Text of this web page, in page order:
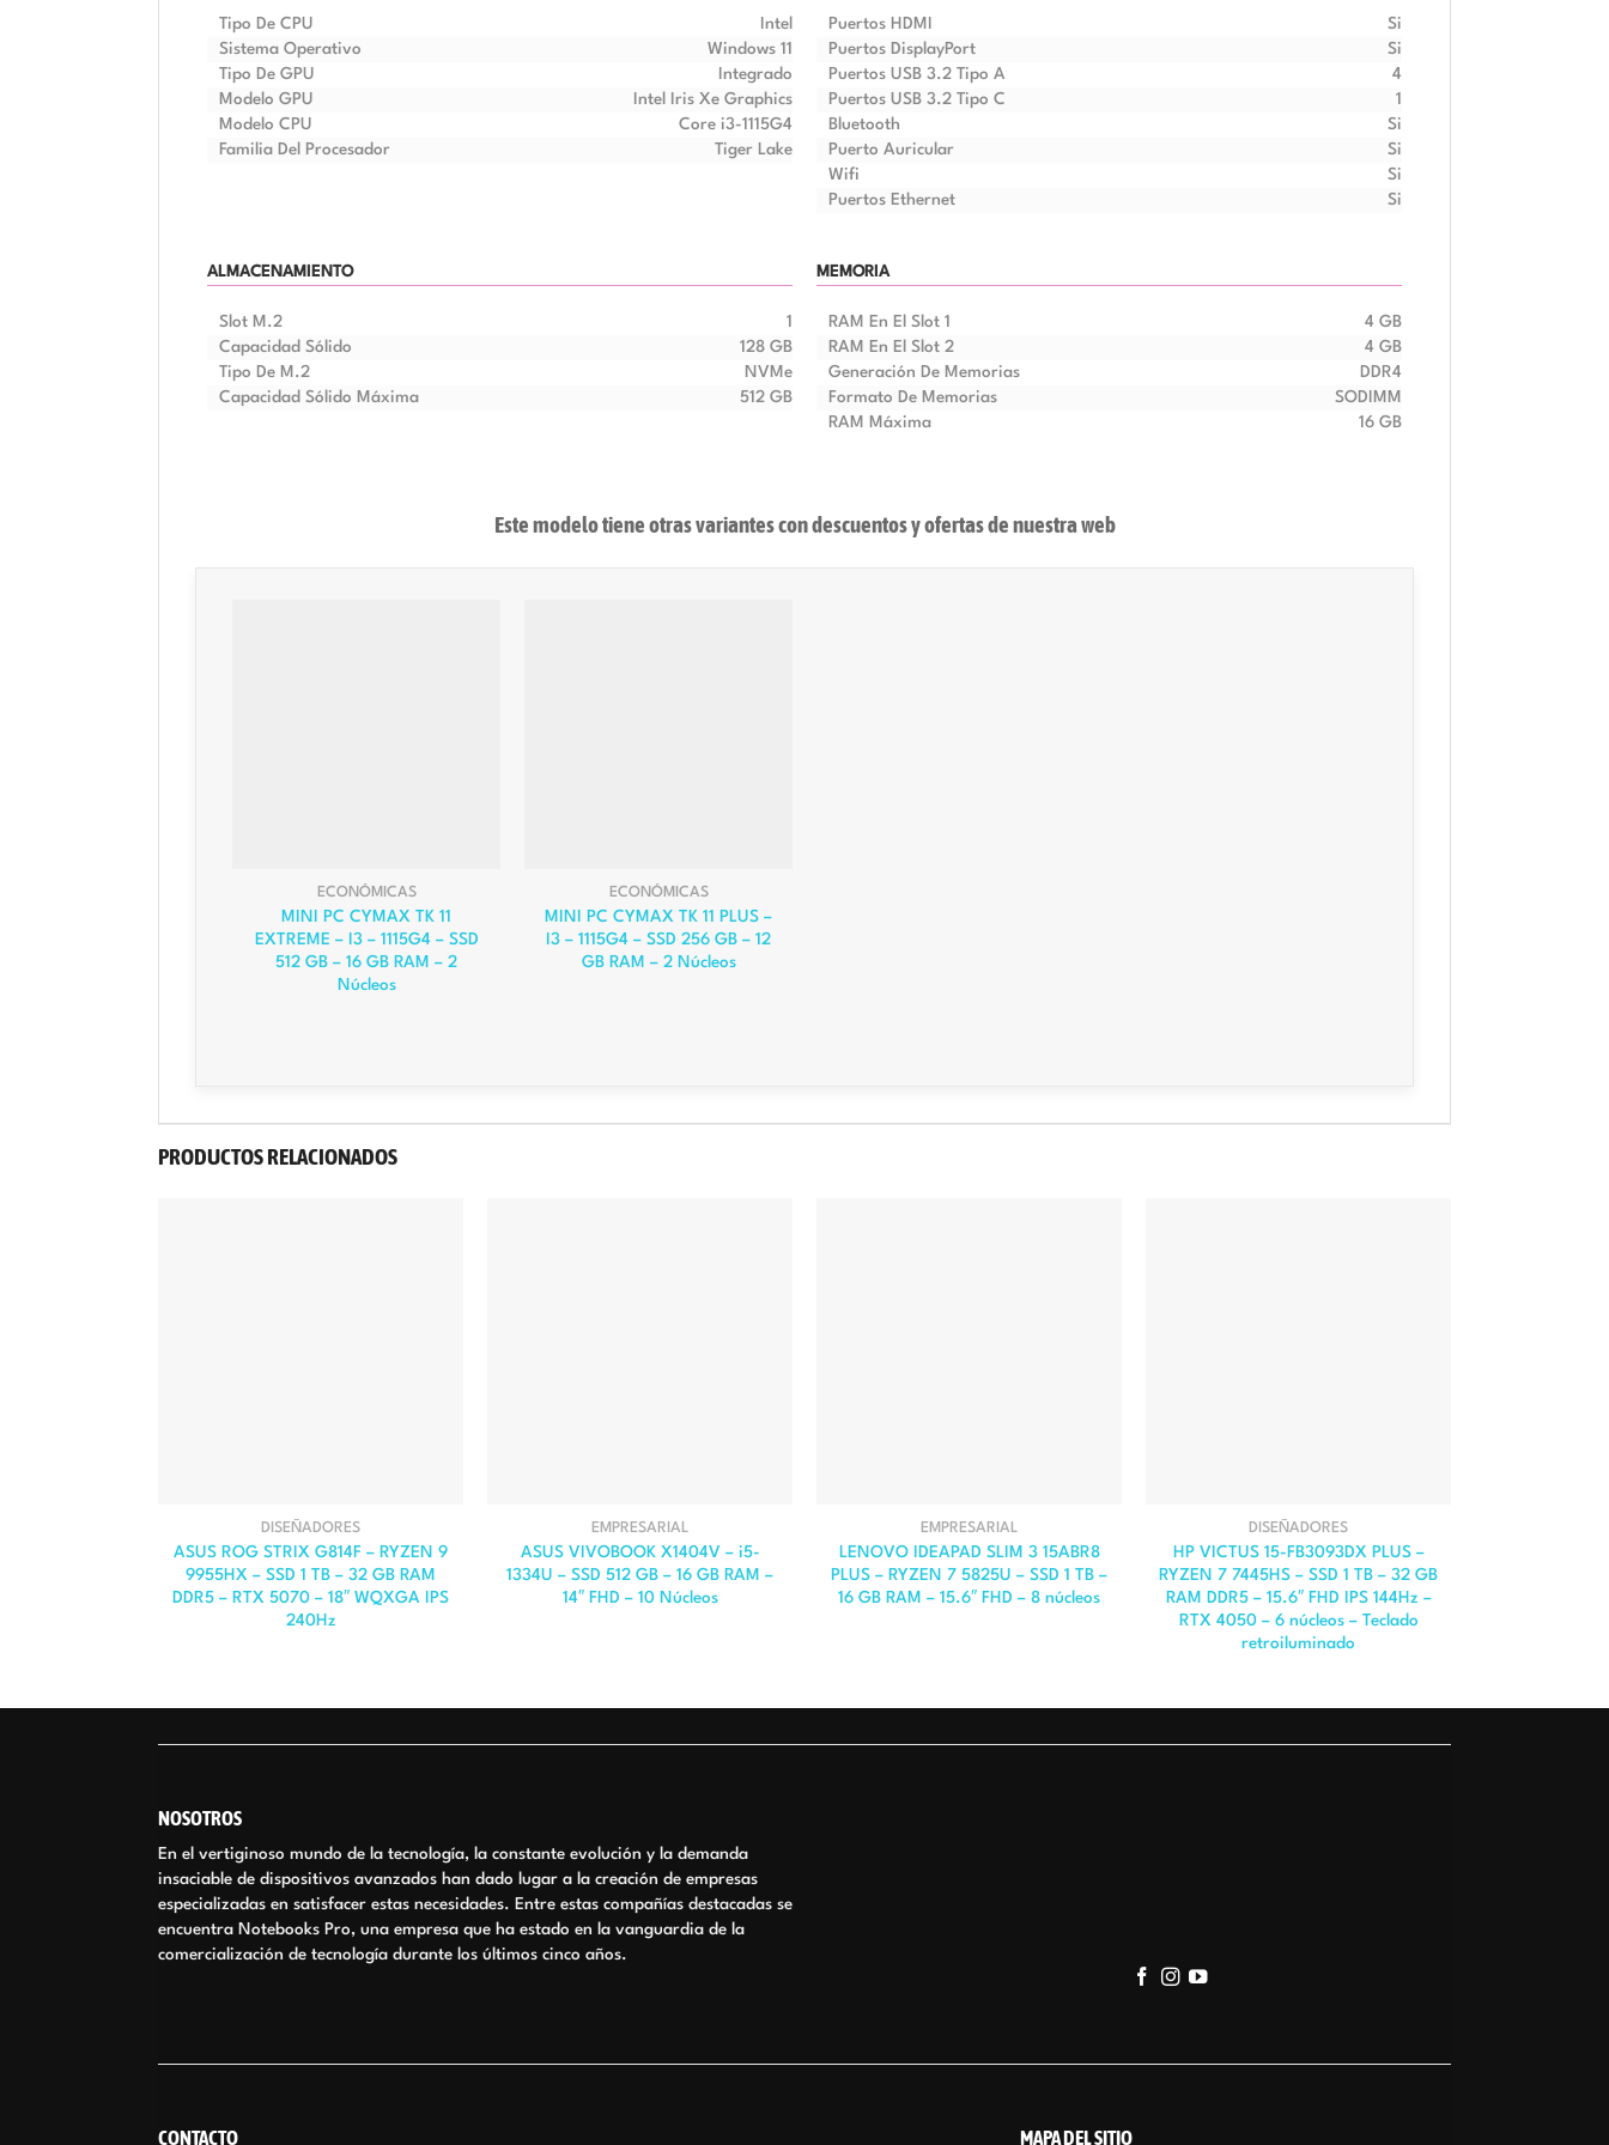
Tipo De CPU
Intel
Sistema Operativo
Windows 11
Tipo De GPU
Integrado
Modelo GPU
Intel Iris Xe Graphics
Modelo CPU
Core i3-1115G4
Familia Del Procesador
Tiger Lake
Puertos HDMI
Si
Puertos DisplayPort
Si
Puertos USB 3.2 Tipo A
4
Puertos USB 3.2 Tipo C
1
Bluetooth
Si
Puerto Auricular
Si
Wifi
Si
Puertos Ethernet
Si
ALMACENAMIENTO
Slot M.2
1
Capacidad Sólido
128 GB
Tipo De M.2
NVMe
Capacidad Sólido Máxima
512 GB
MEMORIA
RAM En El Slot 1
4 GB
RAM En El Slot 2
4 GB
Generación De Memorias
DDR4
Formato De Memorias
SODIMM
RAM Máxima
16 GB
Este modelo tiene otras variantes con descuentos y ofertas denuestra web
ECONÓMICAS
MINI PC CYMAX TK 11
EXTREME – I3 – 1115G4 – SSD
512 GB – 16 GB RAM – 2
Núcleos
ECONÓMICAS
MINI PC CYMAX TK 11 PLUS –
I3 – 1115G4 – SSD 256 GB – 12
GB RAM – 2 Núcleos
PRODUCTOS RELACIONADOS
DISEÑADORES
ASUS ROG STRIX G814F – RYZEN 9
9955HX – SSD 1 TB – 32 GB RAM
DDR5 – RTX 5070 – 18″ WQXGA IPS
240Hz
EMPRESARIAL
ASUS VIVOBOOK X1404V – i5-
1334U – SSD 512 GB – 16 GB RAM –
14″ FHD – 10 Núcleos
EMPRESARIAL
LENOVO IDEAPAD SLIM 3 15ABR8
PLUS – RYZEN 7 5825U – SSD 1 TB –
16 GB RAM – 15.6″ FHD – 8 núcleos
DISEÑADORES
HP VICTUS 15-FB3093DX PLUS –
RYZEN 7 7445HS – SSD 1 TB – 32 GB
RAM DDR5 – 15.6″ FHD IPS 144Hz –
RTX 4050 – 6 núcleos – Teclado
retroiluminado
NOSOTROS
En el vertiginoso mundo de la tecnología, la constante evolución y la demanda
insaciable de dispositivos avanzados han dado lugar a la creación de empresas
especializadas en satisfacer estas necesidades. Entre estas compañías destacadas se
encuentra Notebooks Pro, una empresa que ha estado en la vanguardia de la
comercialización de tecnología durante los últimos cinco años.
CONTACTO MAPA DEL SITIO